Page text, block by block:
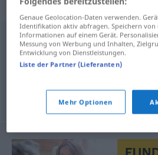
Synonyme für
Besonderheit,Eigentümlichkeit
© OpenThesaurus.de
Genaue Geolocation-Daten verwenden.
Identifikation aktiv abfragen. Speichern
Informationen auf einem Gerät.
Messung von Werbung und Inhalten,
Entwicklung von Dienstleistungen.
Liste der Partner (Lieferanten)
Mehr Optionen